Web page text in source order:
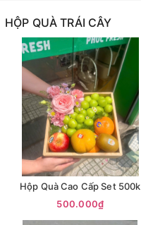
HỘP QUÀ TRÁI CÂY
Hộp Quà Cao Cấp Set 500k
500.000₫